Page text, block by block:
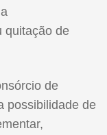
quitação de
de
possibilidade de